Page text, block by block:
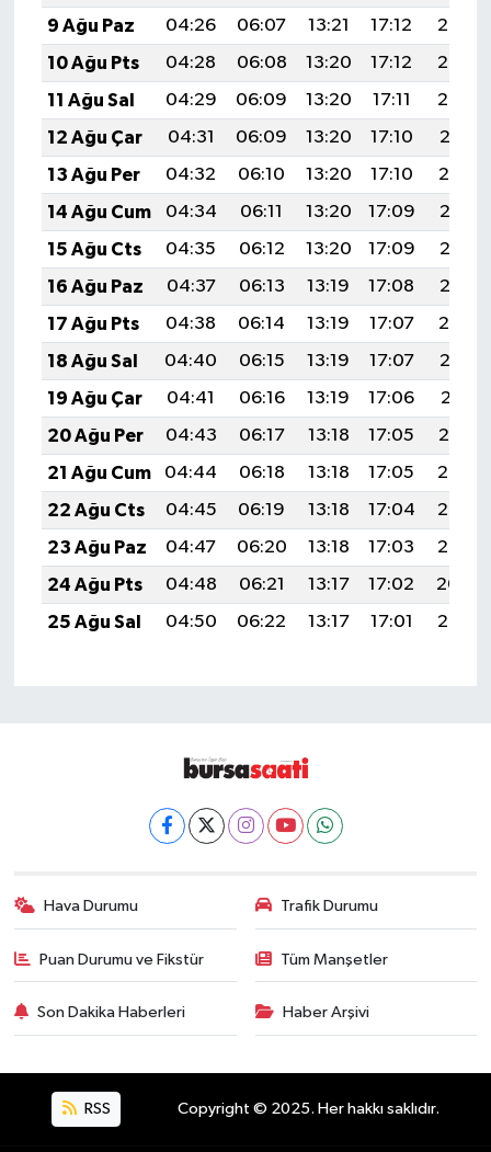
9 Ağu Paz
04:26 06:07 13:21 17:12
20:25
10 Ağu Pts
04:28 06:08 13:20 17:12
20:23
11 Ağu Sal
04:29 06:09 13:20 17:11
20:22
12 Ağu Çar
04:31 06:09 13:20 17:10
20:21
13 Ağu Per
04:32 06:10 13:20 17:10
20:19
14 Ağu Cum
04:34 06:11 13:20 17:09
20:18
15 Ağu Cts
04:35 06:12 13:20 17:09
20:17
16 Ağu Paz
04:37 06:13 13:19 17:08
20:15
17 Ağu Pts
04:38 06:14 13:19 17:07
20:14
18 Ağu Sal
04:40 06:15 13:19 17:07
20:12
19 Ağu Çar
04:41 06:16 13:19 17:06
20:11
20 Ağu Per
04:43 06:17 13:18 17:05
20:10
21 Ağu Cum
04:44 06:18 13:18 17:05
20:08
22 Ağu Cts
04:45 06:19 13:18 17:04
20:07
23 Ağu Paz
04:47 06:20 13:18 17:03
20:05
24 Ağu Pts
04:48 06:21 13:17 17:02
20:04
25 Ağu Sal
04:50 06:22 13:17 17:01 20:02
Hava Durumu Trafik Durumu
Puan Durumu ve Fikstür Tüm Manşetler
Son Dakika Haberleri Haber Arşivi
RSS Copyright © 2025. Her hakkı saklıdır.